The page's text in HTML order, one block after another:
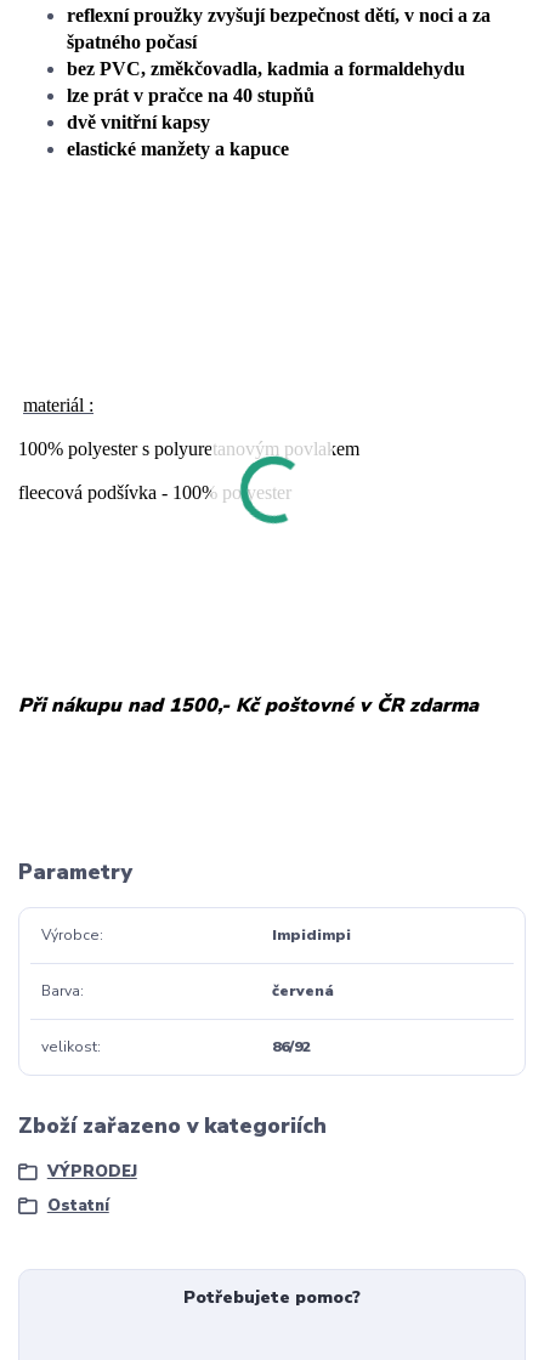
reflexní proužky zvyšují bezpečnost dětí, v noci a za
špatného počasí
bez PVC, změkčovadla, kadmia a formaldehydu
lze prát v pračce na 40 stupňů
dvě vnitřní kapsy
elastické manžety a kapuce
materiál :
100% polyester s polyuretanovým povlakem
fleecová podšívka - 100% polyester
Při nákupu nad 1500,- Kč poštovné v ČR zdarma
Parametry
Výrobce Impidimpi
Barva červená
velikost 86/92
Zboží zařazeno v kategoriích
VÝPRODEJ
Ostatní
Potřebujete pomoc?